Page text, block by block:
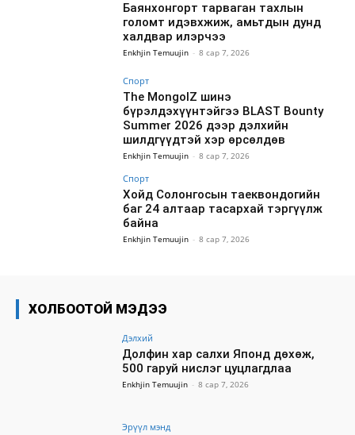
Баянхонгорт тарваган тахлын
голомт идэвхжиж, амьтдын дунд
халдвар илэрчээ
Enkhjin Temuujin - 8 сар 7, 2026
Спорт
The MongolZ шинэ
бүрэлдэхүүнтэйгээ BLAST Bounty
Summer 2026 дээр дэлхийн
шилдгүүдтэй хэр өрсөлдөв
Enkhjin Temuujin - 8 сар 7, 2026
Спорт
Хойд Солонгосын таеквондогийн
баг 24 алтаар тасархай тэргүүлж
байна
Enkhjin Temuujin - 8 сар 7, 2026
ХОЛБООТОЙ МЭДЭЭ
Дэлхий
Долфин хар салхи Японд дөхөж,
500 гаруй нислэг цуцлагдлаа
Enkhjin Temuujin - 8 сар 7, 2026
Эрүүл мэнд